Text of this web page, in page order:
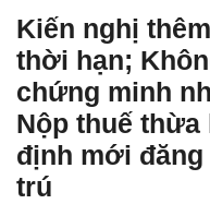
Kiến nghị
thời hạn;
chứng minh
Nộp thuế thừa
định mới
trú